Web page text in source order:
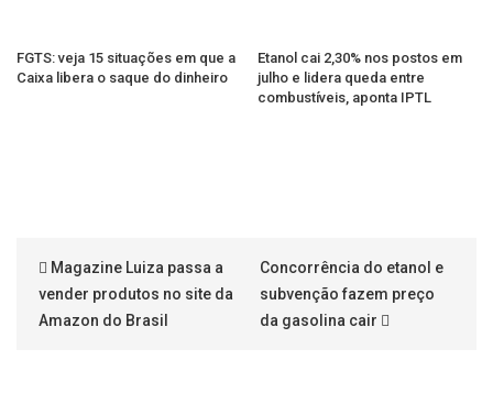
FGTS: veja 15 situações em que a
Caixa libera o saque do dinheiro
Etanol cai 2,30% nos postos em
julho e lidera queda entre
combustíveis, aponta IPTL
Magazine Luiza passa a
vender produtos no site da
Amazon do Brasil
Concorrência do etanol e
subvenção fazem preço
da gasolina cair